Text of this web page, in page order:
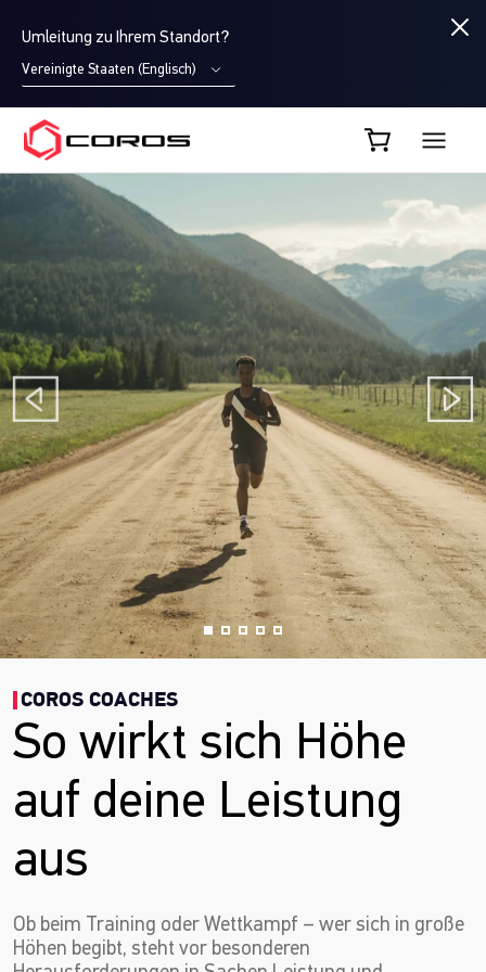
Umleitung zu Ihrem Standort?
Vereinigte Staaten (Englisch)
COROS DE
COROS COACHES
So wirkt sich Höhe
auf deine Leistung
aus
Ob beim Training oder Wettkampf – wer sich in große
Höhen begibt, steht vor besonderen